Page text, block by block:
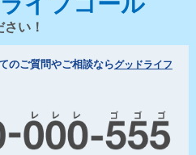
い！
のご質問やご相談ならグッドライフ